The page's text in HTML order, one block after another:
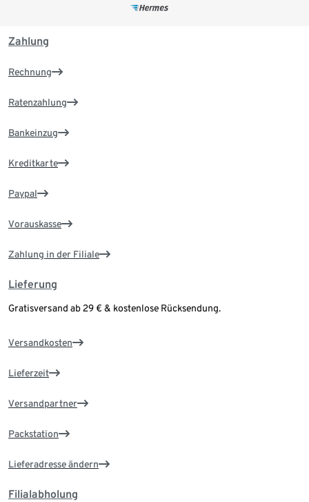
Zahlung
Rechnung
Ratenzahlung
Bankeinzug
Kreditkarte
Paypal
Vorauskasse
Zahlung in der Filiale
Lieferung
Gratisversand ab 29 € & kostenlose Rücksendung.
Versandkosten
Lieferzeit
Versandpartner
Packstation
Lieferadresse ändern
Filialabholung